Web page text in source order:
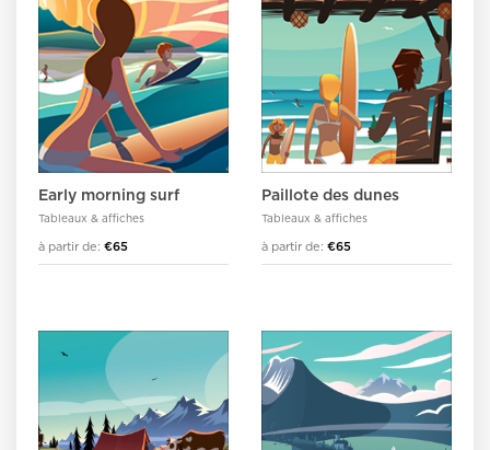
Early morning surf
Tableaux & affiches
à partir de: €65
Paillote des dunes
Tableaux & affiches
à partir de: €65